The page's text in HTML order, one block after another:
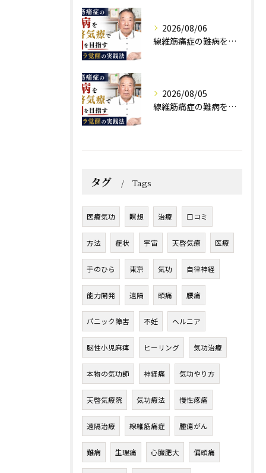
2026/08/06
線維筋痛症の難病を天啓気療で寛解を目指すチャクラ覚醒の実践法
2026/08/05
線維筋痛症の難病を天啓気療で寛解を目指すチャクラ覚醒の実践法
タグ Tags
医療気功 瞑想 治療 口コミ
方法 症状 宇宙 天啓気療 医療
手のひら 東京 気功 自律神経
能力開発 遠隔 頭痛 腰痛
パニック障害 不妊 ヘルニア
脳性小児麻痺 ヒーリング 気功治療
本物の気功師 神経痛 気功やり方
天啓気療院 気功療法 慢性疼痛
遠隔治療 線維筋痛症 腫瘍がん
難病 生理痛 心臓肥大 偏頭痛